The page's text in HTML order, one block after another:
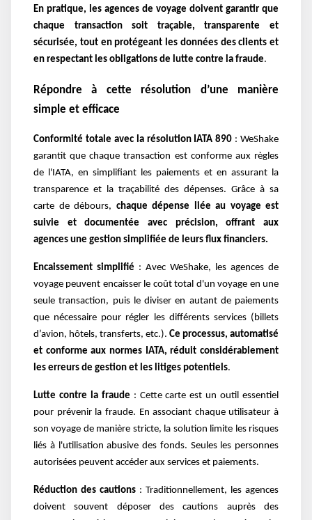
En pratique, les agences de voyage doivent garantir que
chaque transaction soit traçable, transparente et
sécurisée, tout en protégeant les données des clients et
en respectant les obligations de lutte contre la fraude.
Répondre à cette résolution d’une manière
simple et efficace
Conformité totale avec la résolution IATA 890 : WeShake
garantit que chaque transaction est conforme aux règles
de l'IATA, en simplifiant les paiements et en assurant la
transparence et la traçabilité des dépenses. Grâce à sa
carte de débours, chaque dépense liée au voyage est
suivie et documentée avec précision, offrant aux
agences une gestion simplifiée de leurs flux financiers.
Encaissement simplifié : Avec WeShake, les agences de
voyage peuvent encaisser le coût total d'un voyage en une
seule transaction, puis le diviser en autant de paiements
que nécessaire pour régler les différents services (billets
d’avion, hôtels, transferts, etc.). Ce processus, automatisé
et conforme aux normes IATA, réduit considérablement
les erreurs de gestion et les litiges potentiels​.
Lutte contre la fraude : Cette carte est un outil essentiel
pour prévenir la fraude. En associant chaque utilisateur à
son voyage de manière stricte, la solution limite les risques
liés à l'utilisation abusive des fonds. Seules les personnes
autorisées peuvent accéder aux services et paiements​.
Réduction des cautions : Traditionnellement, les agences
doivent souvent déposer des cautions auprès des